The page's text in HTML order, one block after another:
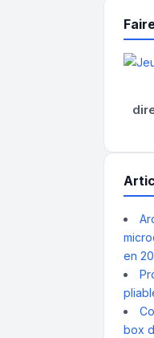
en
box